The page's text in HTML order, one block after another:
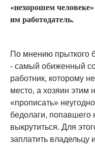
«нехорошем
им работодатель.
По мнению прыткого
- самый обиженный
работник, которому
место, а хозяин этим
«прописать»
бедолаги, попавшего
выкрутиться. Для
заплатить владельцу